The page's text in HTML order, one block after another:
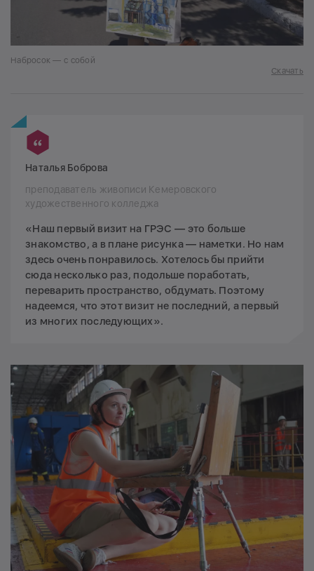
Набросок — с собой
Скачать
Наталья Боброва
преподаватель живописи Кемеровского
художественного колледжа
«Наш первый визит на ГРЭС — это больше
знакомство, а в плане рисунка — наметки. Но нам
здесь очень понравилось. Хотелось бы прийти
сюда несколько раз, подольше поработать,
переварить пространство, обдумать. Поэтому
надеемся, что этот визит не последний, а первый
из многих последующих».